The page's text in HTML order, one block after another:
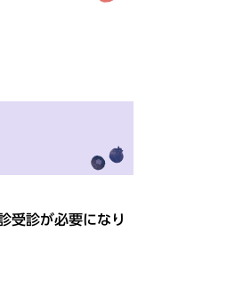
受診が必要になり